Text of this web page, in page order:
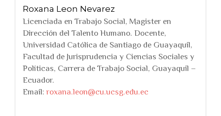
Roxana Leon Nevarez
Licenciada en Trabajo Social, Magister en
Dirección del Talento Humano. Docente,
Universidad Católica de Santiago de Guayaquil,
Facultad de Jurisprudencia y Ciencias Sociales y
Políticas, Carrera de Trabajo Social, Guayaquil –
Ecuador.
Email:roxana.leon@cu.ucsg.edu.ec